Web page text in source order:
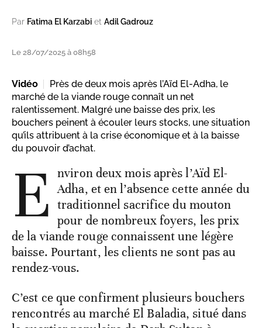
Par Fatima El Karzabi et Adil Gadrouz
Le 28/07/2025 à 08h58
Vidéo
Près de deux mois après l’Aïd El-Adha, le
marché de la viande rouge connaît un net
ralentissement. Malgré une baisse des prix, les
bouchers peinent à écouler leurs stocks, une situation
qu’ils attribuent à la crise économique et à la baisse
du pouvoir d’achat.
E nviron deux mois après l’Aïd El-
Adha, et en l’absence cette année du
traditionnel sacrifice du mouton
pour de nombreux foyers, les prix
de la viande rouge connaissent une légère
baisse. Pourtant, les clients ne sont pas au
rendez-vous.
C’est ce que confirment plusieurs bouchers
rencontrés au marché El Baladia, situé dans